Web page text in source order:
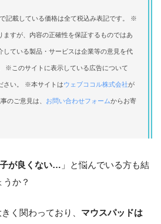
記載している価格は全て税込み表記です。 ※
ますが、内容の正確性を保証するものではあ
ている製品・サービスは企業等の意見を代
※このサイトに表示している広告について
さい。 ※本サイトはウェブココル株式会社が
のご意見は、 お問い合わせフォームからお寄
が良くない… 」と悩んでいる方も結
か？
く関わっており、 マウスパッドは